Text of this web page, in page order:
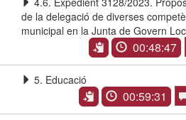
de la delegació de diverses
municipal en la Junta de Govern
00:48:47
5. Educació
00:59:31